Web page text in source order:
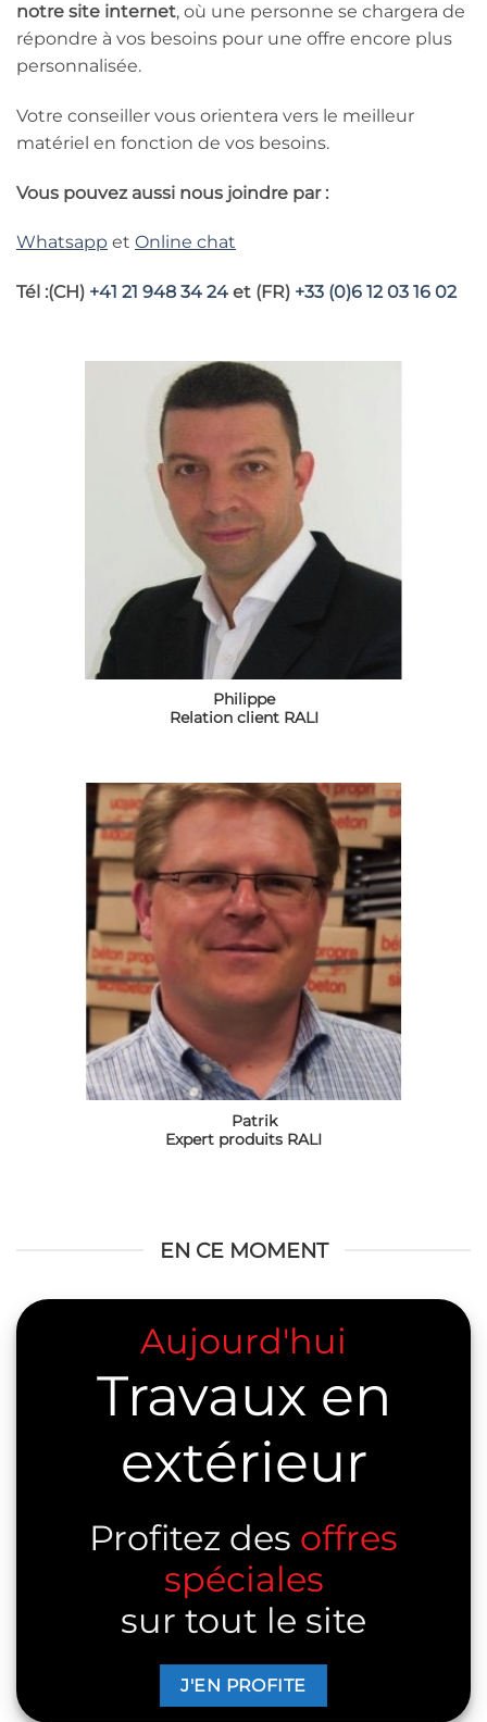
notre site internet, où une personne se chargera de
répondre à vos besoins pour une offre encore plus
personnalisée.
Votre conseiller vous orientera vers le meilleur
matériel en fonction de vos besoins.
Vous pouvez aussi nous joindre par :
Whatsapp et Online chat
Tél :(CH) +41 21 948 34 24 et (FR) +33 (0)6 12 03 16 02
Philippe
Relation client RALI
Patrik
Expert produits RALI
EN CE MOMENT
Aujourd'hui
Travaux en
extérieur
Profitez des offres
spéciales
sur tout le site
J'EN PROFITE